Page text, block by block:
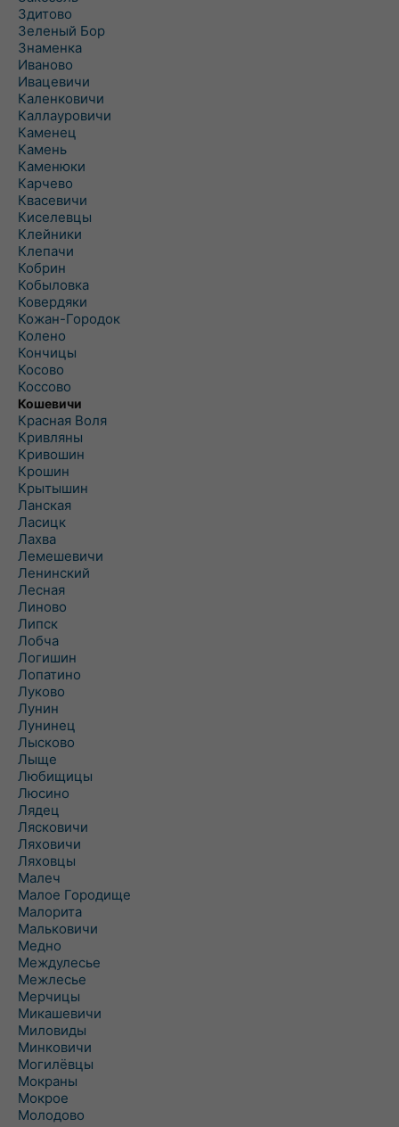
Здитово
Зеленый Бор
Знаменка
Иваново
Ивацевичи
Каленковичи
Каллауровичи
Каменец
Камень
Каменюки
Карчево
Квасевичи
Киселевцы
Клейники
Клепачи
Кобрин
Кобыловка
Ковердяки
Кожан-Городок
Колено
Кончицы
Косово
Коссово
Кошевичи
Красная Воля
Кривляны
Кривошин
Крошин
Крытышин
Ланская
Ласицк
Лахва
Лемешевичи
Ленинский
Лесная
Линово
Липск
Лобча
Логишин
Лопатино
Луково
Лунин
Лунинец
Лысково
Лыще
Любищицы
Люсино
Лядец
Лясковичи
Ляховичи
Ляховцы
Малеч
Малое Городище
Малорита
Мальковичи
Медно
Междулесье
Межлесье
Мерчицы
Микашевичи
Миловиды
Минковичи
Могилёвцы
Мокраны
Мокрое
Молодово